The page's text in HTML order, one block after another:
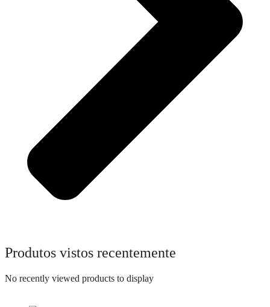
Produtos vistos recentemente
No recently viewed products to display